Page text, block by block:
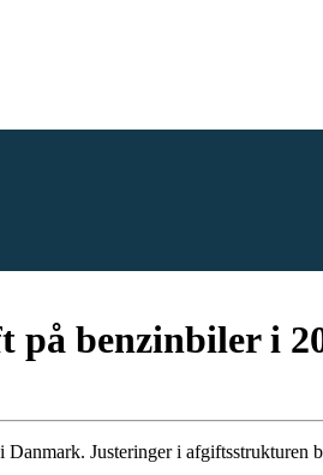
benzinbiler i
Justeringer i afgiftsstrukturen